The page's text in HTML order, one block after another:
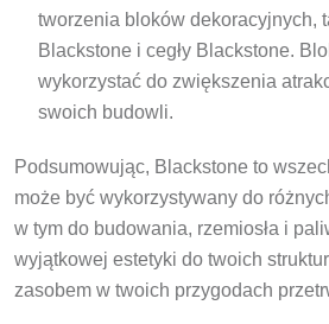
tworzenia bloków dekoracyjnych,
Blackstone i cegły Blackstone.
wykorzystać do zwiększenia
swoich budowli.
Podsumowując, Blackstone to
może być wykorzystywany do
w tym do budowania, rzemiosła i
wyjątkowej estetyki do twoich
zasobem w twoich przygodach